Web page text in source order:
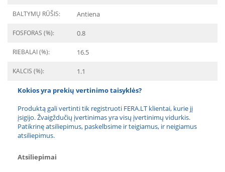
BALTYMŲ RŪŠIS: Antiena
FOSFORAS (%): 0.8
RIEBALAI (%): 16.5
KALCIS (%): 1.1
Kokios yra prekių vertinimo taisyklės?
Produktą gali vertinti tik registruoti FERA.LT klientai, kurie jį
įsigijo. Žvaigždučių įvertinimas yra visų įvertinimų vidurkis.
Patikrinę atsiliepimus, paskelbsime ir teigiamus, ir neigiamus
atsiliepimus.
Atsiliepimai